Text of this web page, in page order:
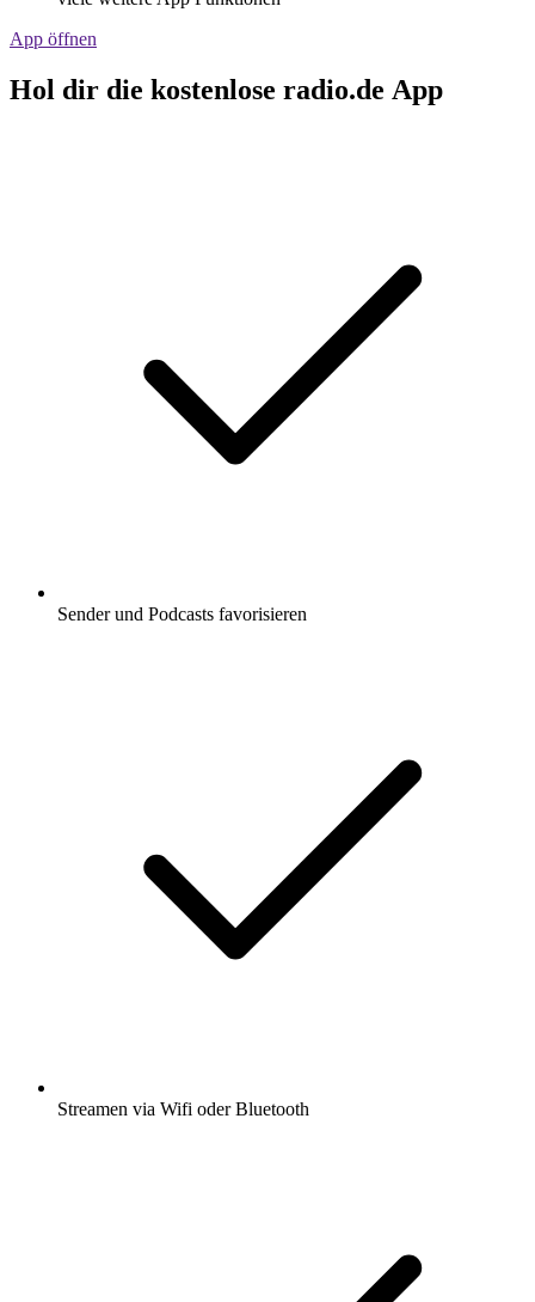
App öffnen
Hol dir die kostenlose radio.de App
Sender und Podcasts favorisieren
Streamen via Wifi oder Bluetooth